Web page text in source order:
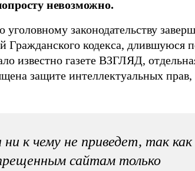
невозможно.
законодательству
Гражданского кодекса, длившуюся
известно газете ВЗГЛЯД,
защите интеллектуальных
ни к чему не приведет, так как
сайтам только